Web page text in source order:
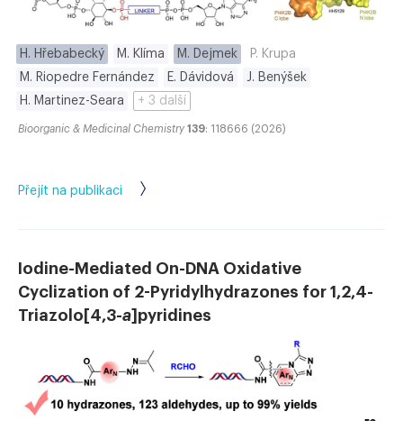
H. Hřebabecký M. Klíma M. Dejmek
P. Krupa
M. Riopedre Fernández
E. Dávidová
J. Benýšek
H. Martinez-Seara
+ 3 další
Bioorganic & Medicinal Chemistry 139: 118666 (2026)
Přejít na publikaci
Iodine-Mediated On-DNA Oxidative
Cyclization of 2-Pyridylhydrazones for 1,2,4-
Triazolo[4,3-a]pyridines